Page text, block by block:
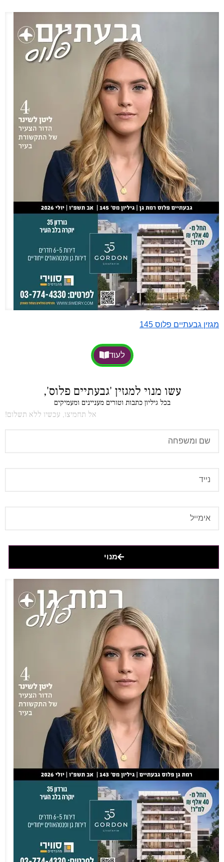
מגזין גבעתיים פלוס 145
לעוד
עשו מנוי למגזין 'גבעתיים פלוס',
בכל גיליון כתבות וטורים מעניינים ומעמיקים
אל תחמיצו, עכשיו ללא תשלום!
מנוי